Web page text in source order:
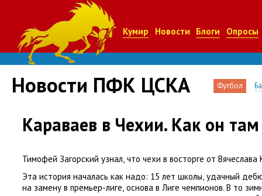
Кумир Новости Блоги Опросы
Новости ПФК ЦСКА Футбол
Караваев в Чехии. Как он там
Тимофей Загорский узнал, что чехи в восторге от Вячеслава
Эта история началась как надо: 15 лет школы, удачный
на замену в премьер-лиге, основа в Лиге чемпионов. В то